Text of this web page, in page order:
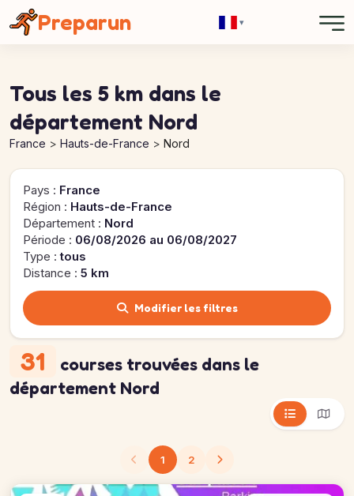
Preparun ▾
Tous les 5 km dans le
département Nord
France Hauts-de-France Nord
Pays : France
Région : Hauts-de-France
Département : Nord
Période : 06/08/2026 au 06/08/2027
Type :tous
Distance : 5 km
Modifier les filtres
31 courses trouvées dans le
département Nord
1 2
Panneau de gestion des cookies